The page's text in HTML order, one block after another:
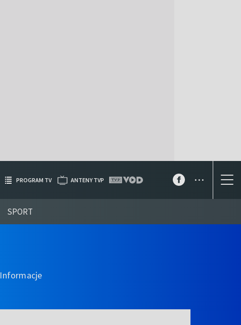
SPORT
PROGRAM TV ANTENY TVP ...
Informacje